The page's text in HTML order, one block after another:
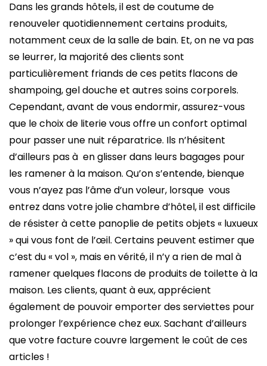
Dans les grands hôtels, il est de coutume de
renouveler quotidiennement certains produits,
notamment ceux de la salle de bain. Et, on ne va pas
se leurrer, la majorité des clients sont
particulièrement friands de ces petits flacons de
shampoing, gel douche et autres soins corporels.
Cependant, avant de vous endormir, assurez-vous
que le choix de literie vous offre un confort optimal
pour passer une nuit réparatrice. Ils n’hésitent
d’ailleurs pas à en glisser dans leurs bagages pour
les ramener à la maison. Qu’on s’entende, bienque
vous n’ayez pas l’âme d’un voleur, lorsque vous
entrez dans votre jolie chambre d’hôtel, il est difficile
de résister à cette panoplie de petits objets « luxueux
» qui vous font de l’œil. Certains peuvent estimer que
c’est du « vol », mais en vérité, il n’y a rien de mal à
ramener quelques flacons de produits de toilette à la
maison. Les clients, quant à eux, apprécient
également de pouvoir emporter des serviettes pour
prolonger l’expérience chez eux. Sachant d’ailleurs
que votre facture couvre largement le coût de ces
articles !